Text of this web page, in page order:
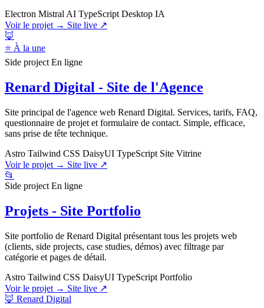
Electron Mistral AI TypeScript Desktop IA
Voir le projet → Site live ↗
🦊
⭐ À la une
Side project En ligne
Renard Digital - Site de l'Agence
Site principal de l'agence web Renard Digital. Services, tarifs, FAQ,
questionnaire de projet et formulaire de contact. Simple, efficace,
sans prise de tête technique.
Astro Tailwind CSS DaisyUI TypeScript Site Vitrine
Voir le projet → Site live ↗
📂
Side project En ligne
Projets - Site Portfolio
Site portfolio de Renard Digital présentant tous les projets web
(clients, side projects, case studies, démos) avec filtrage par
catégorie et pages de détail.
Astro Tailwind CSS DaisyUI TypeScript Portfolio
Voir le projet → Site live ↗
🦊 Renard Digital